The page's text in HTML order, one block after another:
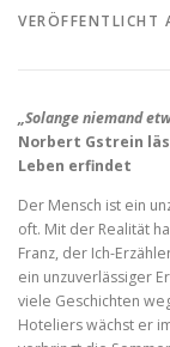
VERÖFFENTLICHT
„Solange niemand
Norbert Gstrein
Leben erfindet
Der Mensch ist ein
oft. Mit der Realität
Franz, der Ich-
ein unzuverlässiger
viele Geschichten
Hoteliers wächst er